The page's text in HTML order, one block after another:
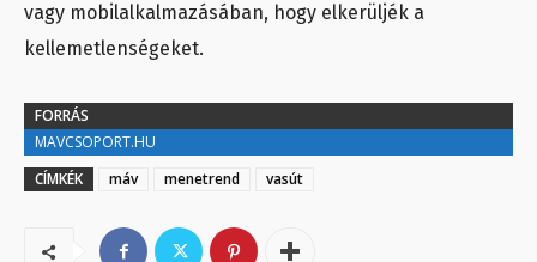
vagy mobilalkalmazásában, hogy elkerüljék a
kellemetlenségeket.
FORRÁS
MAVCSOPORT.HU
CÍMKÉK
máv menetrend vasút